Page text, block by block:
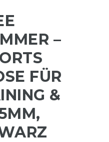
–
FÜR
&